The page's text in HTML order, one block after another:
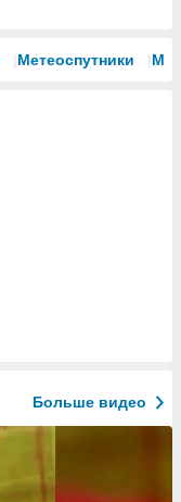
Метеоспутники
Больше видео